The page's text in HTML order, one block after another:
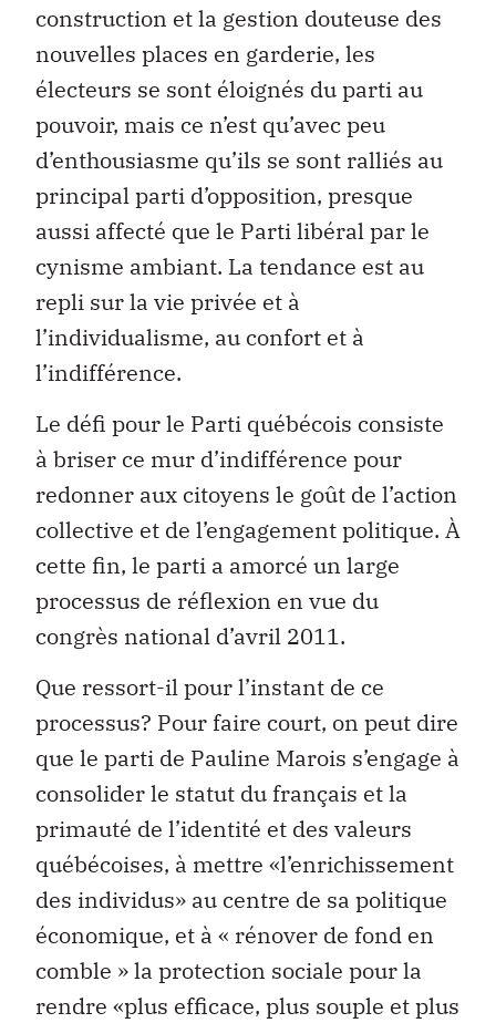
construction et la gestion douteuse des
nouvelles places en garderie, les
électeurs se sont éloignés du parti au
pouvoir, mais ce n’est qu’avec peu
d’enthousiasme qu’ils se sont ralliés au
principal parti d’opposition, presque
aussi affecté que le Parti libéral par le
cynisme ambiant. La tendance est au
repli sur la vie privée et à
l’individualisme, au confort et à
l’indifférence.
Le défi pour le Parti québécois consiste
à briser ce mur d’indifférence pour
redonner aux citoyens le goût de l’action
collective et de l’engagement politique. À
cette fin, le parti a amorcé un large
processus de réflexion en vue du
congrès national d’avril 2011.
Que ressort-il pour l’instant de ce
processus? Pour faire court, on peut dire
que le parti de Pauline Marois s’engage à
consolider le statut du français et la
primauté de l’identité et des valeurs
québécoises, à mettre «l’enrichissement
des individus» au centre de sa politique
économique, et à « rénover de fond en
comble » la protection sociale pour la
rendre «plus efficace, plus souple et plus